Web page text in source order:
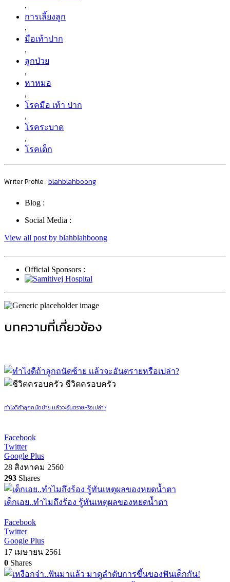
,
การเลี้ยงลูก
,
มือเท้าปาก
,
ลูกป่วย
,
หาหมอ
,
โรคมือ เท้า ปาก
,
โรคระบาด
,
โรคเด็ก
Writer Profile : blahblahboong
Blog :
Social Media :
View all post by blahblahboong
Official Sponsors :
บทความที่เกี่ยวข้อง
ชีวิตครอบครัว
ทำไงดีถ้าลูกถนัดซ้าย เเล้วจะอันตรายหรือเปล่า?
Facebook
Twitter
Google Plus
28 สิงหาคม 2560
293 Shares
เด็กเอย..ทำไมถึงร้อง รู้ทันเหตุผลของหยดน้ำตา
Facebook
Twitter
Google Plus
17 เมษายน 2561
0 Shares